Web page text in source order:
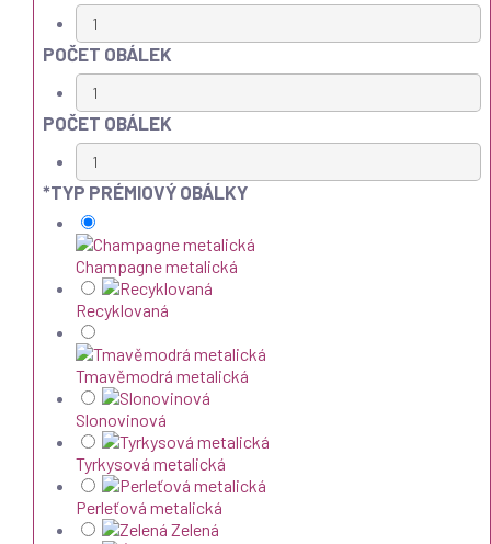
POČET OBÁLEK
POČET OBÁLEK
*TYP PRÉMIOVÝ OBÁLKY
Champagne metalická
Recyklovaná
Tmavěmodrá metalická
Slonovinová
Tyrkysová metalická
Perleťová metalická
Zelená